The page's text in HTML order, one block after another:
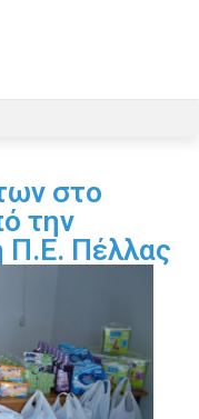
στο
την
Π.Ε. Πέλλας